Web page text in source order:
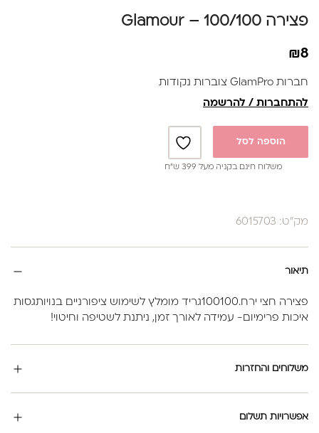
פצירה 100/100 – Glamour
₪8
חברות GlamPro צוברות נקודות
להתחברות / להרשמה
הוספה לסל
משלוח חינם בקניה מעל 399 ש”ח
מק"ט: 6015703
תיאור
פצירה חצי ירח.100100גריד מומלץ לשימוש ציפורניים בנויותגסות
איכות פרימיום- עמידה לאורך זמן, ניתנת לשטיפה וחיטוי!
משלוחים והחזרות
אפשרויות תשלום